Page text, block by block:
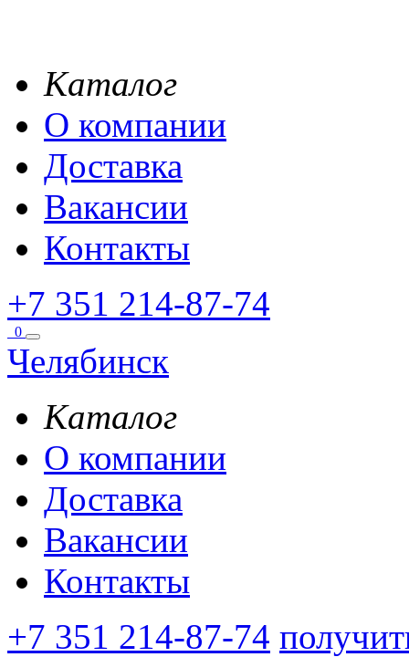
Каталог
О компании
Доставка
Вакансии
Контакты
+7 351 214-87-74
0
Челябинск
Каталог
О компании
Доставка
Вакансии
Контакты
+7 351 214-87-74